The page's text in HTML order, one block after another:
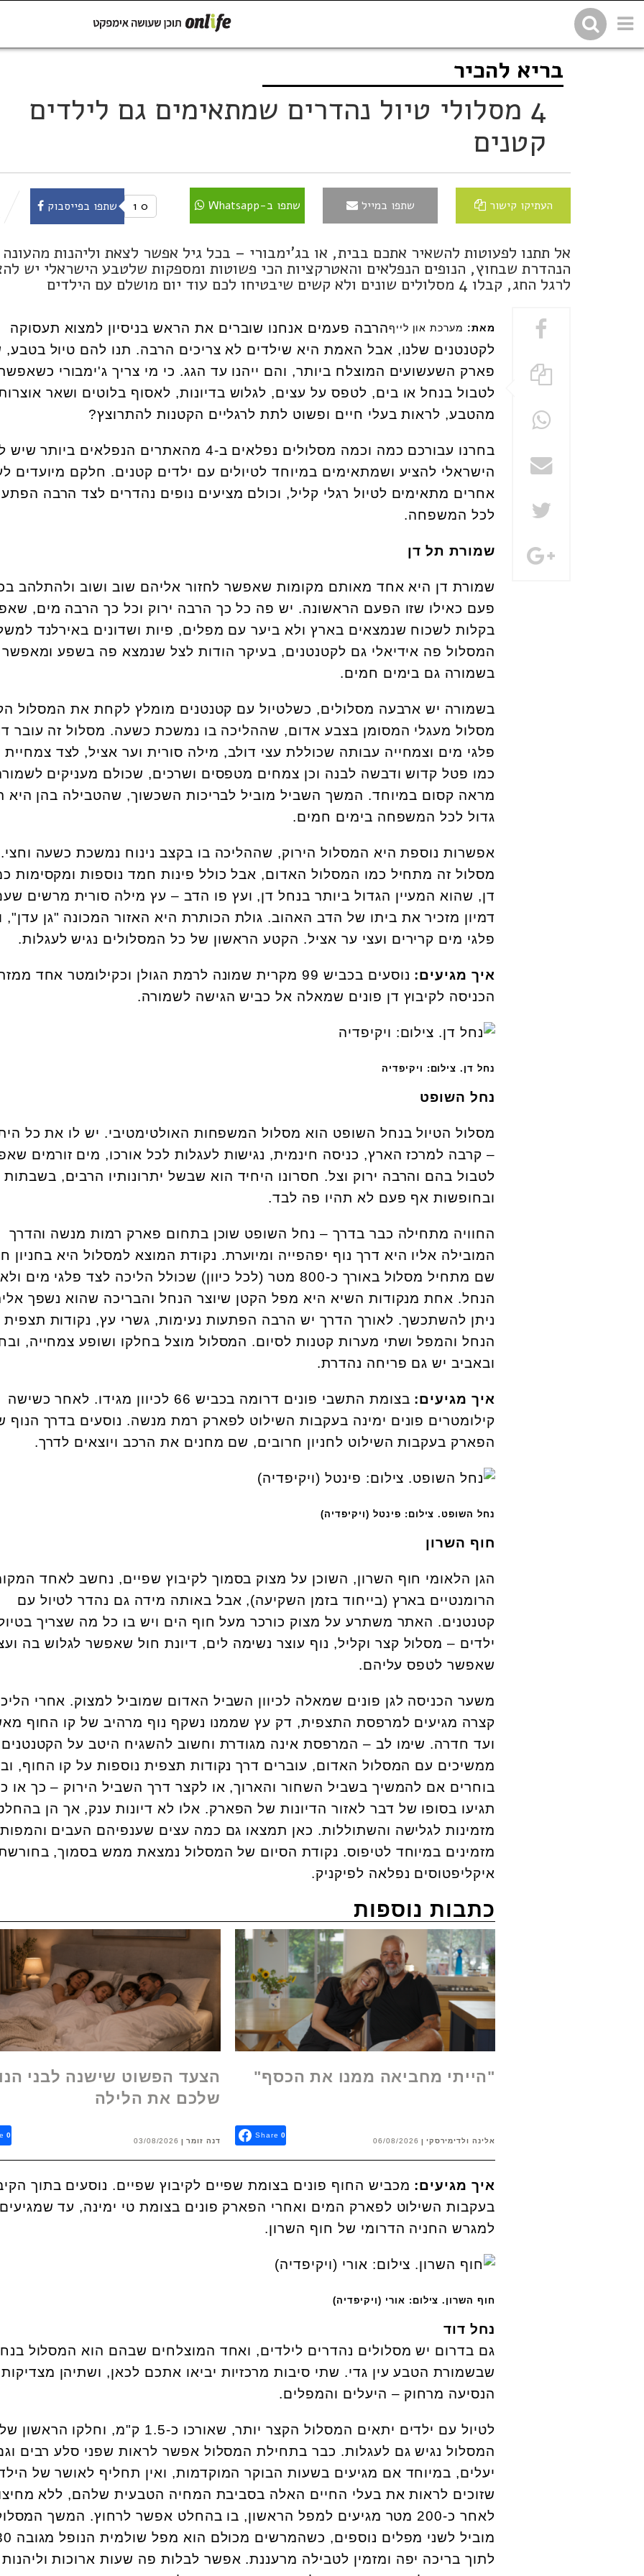
שתפו בפייסבוק
בריא להכיר
4 מסלולי טיול נהדרים שמתאימים גם לילדים
קטנים
העתיקו קישור שתפו במייל שתפו ב-Whatsapp 0 שתפו בפייסבוק
אל תתנו לפעוטות להשאיר אתכם בבית, או בג'ימבורי – בכל גיל אפשר לצאת וליהנות מהעונה
הנהדרת שבחוץ, הנופים הנפלאים והאטרקציות הכי פשוטות ומספקות שלטבע הישראלי יש
לרגל החג, קבלו 4 מסלולים שונים ולא קשים שיבטיחו לכם עוד יום מושלם עם הילדים
מאת: מערכת און לייףהרבה פעמים אנחנו שוברים את הראש בניסיון למצוא תעסוקה
לקטנטנים שלנו, אבל האמת היא שילדים לא צריכים הרבה. תנו להם טיול בטבע,
פארק השעשועים המוצלח ביותר, והם ייהנו עד הגג. כי מי צריך ג'ימבורי
לטבול בנחל או בים, לטפס על עצים, לגלוש בדיונות, לאסוף בלוטים ושאר
מהטבע, לראות בעלי חיים ופשוט לתת לרגליים הקטנות להתרוצץ?
בחרנו עבורכם כמה וכמה מסלולים נפלאים ב-4 מהאתרים הנפלאים
הישראלי להציע ושמתאימים במיוחד לטיולים עם ילדים קטנים. חלקם מיועדים
אחרים מתאימים לטיול רגלי קליל, וכולם מציעים נופים נהדרים לצד הרבה
לכל המשפחה.
שמורת תל דן
שמורת דן היא אחד מאותם מקומות שאפשר לחזור אליהם שוב ושוב ולהתלהב
פעם כאילו שזו הפעם הראשונה. יש פה כל כך הרבה ירוק וכל כך הרבה מים,
בקלות לשכוח שנמצאים בארץ ולא ביער עם מפלים, פיות ושדונים באירלנד
המסלול פה אידיאלי גם לקטנטנים, בעיקר הודות לצל שנמצא פה בשפע ומאפשר
בשמורה גם בימים חמים.
בשמורה יש ארבעה מסלולים, כשלטיול עם קטנטנים מומלץ לקחת את המסלול
מסלול מעגלי המסומן בצבע אדום, שההליכה בו נמשכת כשעה. מסלול זה עובר
פלגי מים וצמחייה עבותה שכוללת עצי דולב, מילה סורית וער אציל, לצד צמחיית
כמו פטל קדוש ודבשה לבנה וכן צמחים מטפסים ושרכים, שכולם מעניקים
מראה קסום במיוחד. המשך השביל מוביל לבריכות השכשוך, שהטבילה בהן היא
גדול לכל המשפחה בימים חמים.
אפשרות נוספת היא המסלול הירוק, שההליכה בו בקצב נינוח נמשכת כשעה וחצי.
מסלול זה מתחיל כמו המסלול האדום, אבל כולל פינות חמד נוספות ומקסימות
דן, שהוא המעיין הגדול ביותר בנחל דן, ועץ פו הדב – עץ מילה סורית מרשים
דמיון מזכיר את ביתו של הדב האהוב. גולת הכותרת היא האזור המכונה "גן עדן",
פלגי מים קרירים ועצי ער אציל. הקטע הראשון של כל המסלולים נגיש לעגלות.
איך מגיעים:
נוסעים בכביש 99 מקרית שמונה לרמת הגולן וכקילומטר אחד
הכניסה לקיבוץ דן פונים שמאלה אל כביש הגישה לשמורה.
נחל דן. צילום: ויקיפדיה
נחל השופט
מסלול הטיול בנחל השופט הוא מסלול המשפחות האולטימטיבי. יש לו את כל
– קרבה למרכז הארץ, כניסה חינמית, נגישות לעגלות לכל אורכו, מים זורמים
לטבול בהם והרבה ירוק וצל. חסרונו היחיד הוא שבשל יתרונותיו הרבים, בשבתות
ובחופשות אף פעם לא תהיו פה לבד.
החוויה מתחילה כבר בדרך – נחל השופט שוכן בתחום פארק רמות מנשה והדרך
המובילה אליו היא דרך נוף יפהפייה ומיוערת. נקודת המוצא למסלול היא בחניון
שם מתחיל מסלול באורך כ-800 מטר (לכל כיוון) שכולל הליכה לצד פלגי מים
הנחל. אחת מנקודות השיא היא מפל הקטן שיוצר הנחל והבריכה שהוא נשפך
ניתן להשתכשך. לאורך הדרך יש הרבה הפתעות נעימות, גשרי עץ, נקודות תצפית
הנחל והמפל ושתי מערות קטנות לסיום. המסלול מוצל בחלקו ושופע צמחייה,
ובאביב יש גם פריחה נהדרת.
איך מגיעים:
בצומת התשבי פונים דרומה בכביש 66 לכיוון מגידו. לאחר כשישה
קילומטרים פונים ימינה בעקבות השילוט לפארק רמת מנשה. נוסעים בדרך הנוף
הפארק בעקבות השילוט לחניון חרובים, שם מחנים את הרכב ויוצאים לדרך.
נחל השופט. צילום: פינטל (ויקיפדיה)
חוף השרון
הגן הלאומי חוף השרון, השוכן על מצוק בסמוך לקיבוץ שפיים, נחשב לאחד
הרומנטיים בארץ (בייחוד בזמן השקיעה), אבל באותה מידה גם נהדר לטיול עם
קטנטנים. האתר משתרע על מצוק כורכר מעל חוף הים ויש בו כל מה שצריך
ילדים – מסלול קצר וקליל, נוף עוצר נשימה לים, דיונת חול שאפשר לגלוש בה
שאפשר לטפס עליהם.
משער הכניסה לגן פונים שמאלה לכיוון השביל האדום שמוביל למצוק. אחרי
קצרה מגיעים למרפסת התצפית, דק עץ שממנו נשקף נוף מרהיב של קו החוף
ועד חדרה. שימו לב – המרפסת אינה מגודרת וחשוב להשגיח היטב על
ממשיכים עם המסלול האדום, עוברים דרך נקודות תצפית נוספות על קו החוף,
בוחרים אם להמשיך בשביל השחור והארוך, או לקצר דרך השביל הירוק – כך או
תגיעו בסופו של דבר לאזור הדיונות של הפארק. אלו לא דיונות ענק, אך הן
מזמינות לגלישה והשתוללות. כאן תמצאו גם כמה עצים שענפיהם העבים
מזמינים במיוחד לטיפוס. נקודת הסיום של המסלול נמצאת ממש בסמוך,
איקליפטוסים נפלאה לפיקניק.
כתבות נוספות
"הייתי מחביאה ממנו את הכסף"
אלינה ולדימירסקי 06/08/2026
Share 0
הצעד הפשוט שישנה לבני
שלכם את הלילה
דנה זומר 03/08/2026
0
איך מגיעים: מכביש החוף פונים בצומת שפיים לקיבוץ שפיים. נוסעים בתוך
בעקבות השילוט לפארק המים ואחרי הפארק פונים בצומת טי ימינה, עד שמגיעים
למגרש החניה הדרומי של חוף השרון.
חוף השרון. צילום: אורי (ויקיפדיה)
נחל דוד
גם בדרום יש מסלולים נהדרים לילדים, ואחד המוצלחים שבהם הוא המסלול
שבשמורת הטבע עין גדי. שתי סיבות מרכזיות יביאו אתכם לכאן, ושתיהן
הנסיעה מרחוק – היעלים והמפלים.
לטיול עם ילדים יתאים המסלול הקצר יותר, שאורכו כ-1.5 ק"מ, וחלקו הראשון של
המסלול נגיש גם לעגלות. כבר בתחילת המסלול אפשר לראות שפני סלע רבים
יעלים, במיוחד אם מגיעים בשעות הבוקר המוקדמות, ואין תחליף לאושר של
שזוכים לראות את בעלי החיים האלה בסביבת המחיה הטבעית שלהם, ללא
לאחר כ-200 מטר מגיעים למפל הראשון, בו בהחלט אפשר לרחוץ. המשך
לתוך בריכה יפה ומזמין לטבילה מרעננת. אפשר לבלות פה שעות ארוכות וליהנות